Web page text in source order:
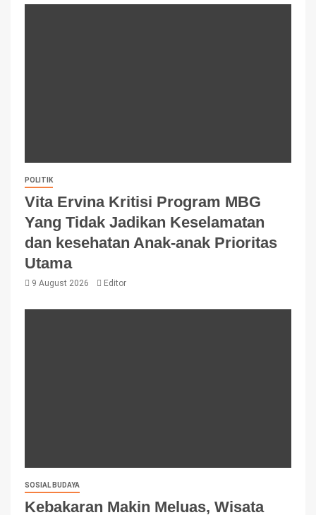
POLITIK
Vita Ervina Kritisi Program MBG
Yang Tidak Jadikan Keselamatan
dan kesehatan Anak-anak Prioritas
Utama
9 August 2026 Editor
SOSIAL BUDAYA
Kebakaran Makin Meluas, Wisata